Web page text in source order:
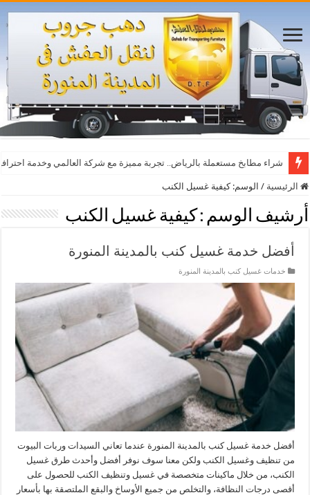
شراء مطابخ مستعملة بالرياض.. تجربة مميزة مع شركة العالمي وخدمة
الرئيسية / الوسم:كيفية غسيل الكنب
أرشيف الوسم : كيفية غسيل الكنب
أفضل خدمة غسيل كنب بالمدينة المنورة
خدمات غسيل كنب بالمدينة المنورة
أفضل خدمة غسيل كنب بالمدينة المنورة عندما تعاني السيدات وربات البيوت
من تنظيف وغسيل الكنب ولكن معنا سوف نوفر أفضل وأحدث طرق غسيل
الكنب، من خلال ماكينات متخصصة في غسيل وتنظيف الكنب للحصول على
أقصى درجات النظافة، والتخلص من جميع الأوساخ والبقع الملتصقة بها بأسعار